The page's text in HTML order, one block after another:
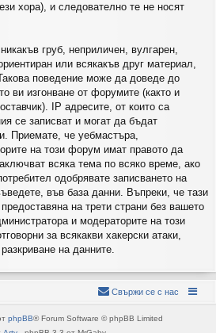
хора), и следователно те не носят
груб, неприличен, вулгарен,
или всякакъв друг материал,
поведение може да доведе до
ви изгонване от форумите (както и
IP адресите, от които са
се записват и могат да бъдат
Приемате, че уебмастъра,
на този форум имат правото да
всяка тема по всяко време, ако
одобрявате записването на
във база данни. Въпреки, че тази
на трети страни без вашето
и модераторите на този
за всякакви хакерски атаки,
на данните.
Свържи се с нас
phpBB® Forum Software © phpBB Limited